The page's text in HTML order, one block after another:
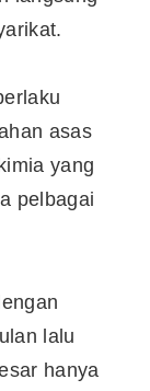
asas
yang
pelbagai
lalu
hanya